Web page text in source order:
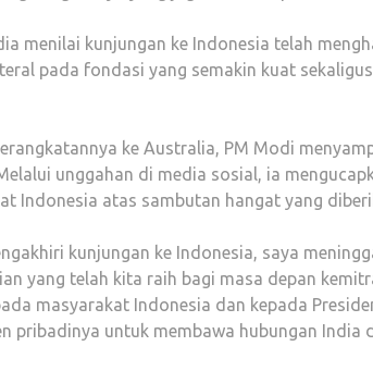
menilai kunjungan ke Indonesia telah
pada fondasi yang semakin kuat
ke Australia, PM Modi
unggahan di media sosial, ia
Indonesia atas sambutan hangat yang
kunjungan ke Indonesia, saya
yang telah kita raih bagi masa depan
masyarakat Indonesia dan kepada
pribadinya untuk membawa hubungan